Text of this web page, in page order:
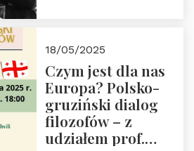
społeczny, członek
Kapituły Nagrody
im. Prezydenta
Lecha
Kaczyńskiego.
Wielki autorytet.
18/05/2025
Czym jest dla nas
Europa? Polsko-
gruziński dialog
filozofów – z
udziałem prof.